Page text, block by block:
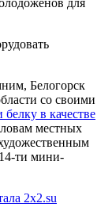
Белогорск
со своими
в качестве
местных
ти мини-
2x2.su